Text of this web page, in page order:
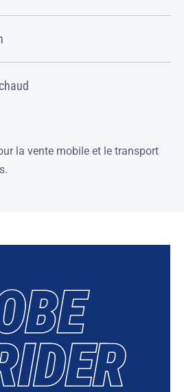
la vente mobile et le transport